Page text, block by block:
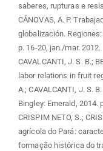
saberes, rupturas e
CÁNOVAS, A. P.
globalización.
p. 16-20, jan./mar. 2012.
CAVALCANTI, J. S. B.;
labor relations in fruit
A.; CAVALCANTI, J. S.
Bingley: Emerald, 2014.
CRISPIM NETO, S.;
agrícola do Pará:
formação histórica do